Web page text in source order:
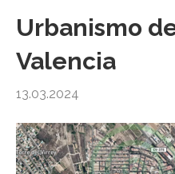
Urbanismo
Valencia
13.03.2024